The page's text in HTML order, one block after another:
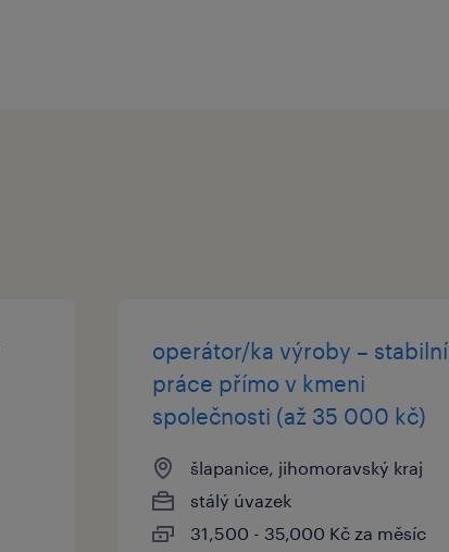
operátor/ka výroby – stabilní
práce přímo v kmeni
společnosti (až 35 000 kč)
šlapanice, jihomoravský kraj
stálý úvazek
31,500 - 35,000 Kč za měsíc